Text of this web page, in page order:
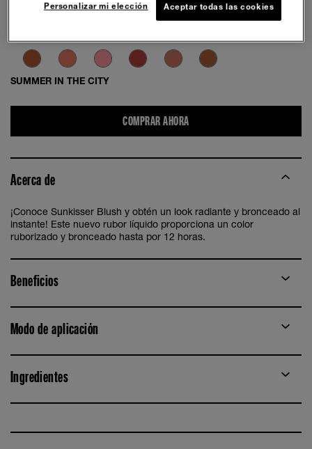
SUMMER IN THE CITY
COMPRAR AHORA
Acerca de
¡Conoce Sunkisser Blush y obtén un look radiante y bronceado al
instante! Este nuevo rubor líquido proporciona un color
ruborizado y bronceado hasta por 12 horas.
Beneficios
Modo de aplicación
Ingredientes
Aceptar todas las cookies
Personalizar mi elección